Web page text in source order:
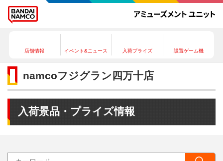
店舗情報 イベント&ニュース 入荷プライズ 設置ゲーム機
namcoフジグラン四万十店
入荷景品・プライズ情報